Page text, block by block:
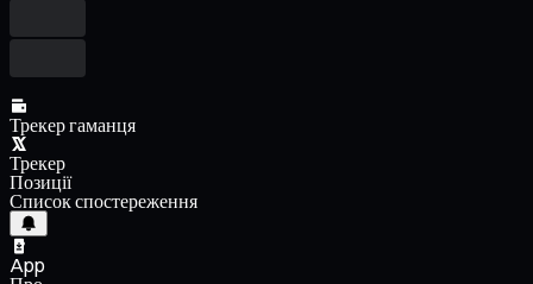
Трекер гаманця
Трекер
Позиції
Список спостереження
App